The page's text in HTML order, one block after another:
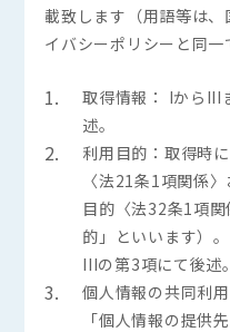
載致します（用語等は
イバシーポリシーと同一
1.
取得情報： IからIII
述。
2.
利用目的：取得時
〈法21条1項関係
目的〈法32条1項
的」といいます）
IIIの第3項にて後述。
3.
個人情報の共同利
「個人情報の提供